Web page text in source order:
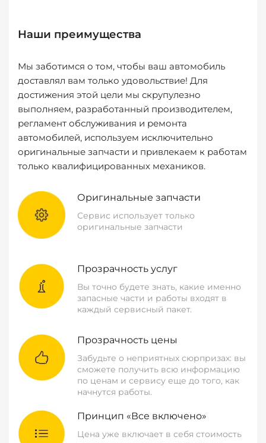
Наши преимущества
Мы заботимся о том, чтобы ваш автомобиль
доставлял вам только удовольствие! Для
достижения этой цели мы скрупулезно
выполняем, разработанный производителем,
регламент обслуживания и ремонта
автомобилей, используем исключительно
оригинальные запчасти и привлекаем к работам
только квалифицированных механиков.
Оригинальные запчасти
Сервис использует только
оригинальные запчасти
Прозрачность услуг
Вы точно будете знать, какие именно
запасные части и работы входят в
каждый сервисный пакет.
Прозрачность цены
Забудьте о неприятных сюрпризах: вы
сможете получить всю информацию
по ценам и сервису еще до того, как
начнутся работы.
Принцип «Все включено»
Цена уже включает в себя стоимость